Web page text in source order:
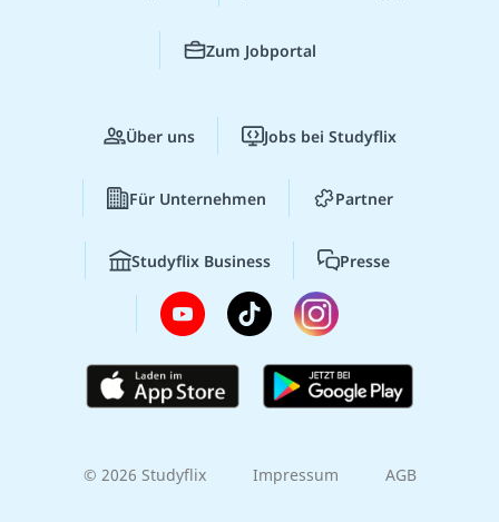
Zum Jobportal
Über uns Jobs bei Studyflix
Für Unternehmen Partner
Studyflix Business Presse
© 2026 Studyflix Impressum AGB